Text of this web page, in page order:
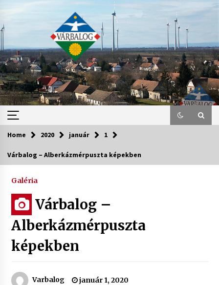
content
Home 2020 január 1
Várbalog – Alberkázmérpuszta képekben
Galéria
Várbalog –
Alberkázmérpuszta
képekben
Varbalog január 1, 2020